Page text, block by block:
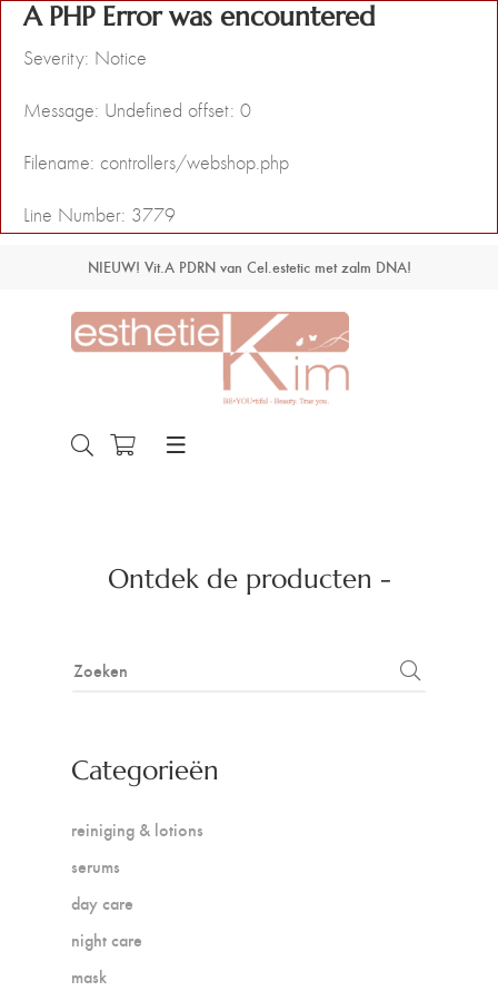
A PHP Error was encountered
Severity: Notice
Message: Undefined offset: 0
Filename: controllers/webshop.php
Line Number: 3779
NIEUW! Vit.A PDRN van Cel.estetic met zalm DNA!
Ontdek de producten -
Categorieën
reiniging & lotions
serums
day care
night care
mask